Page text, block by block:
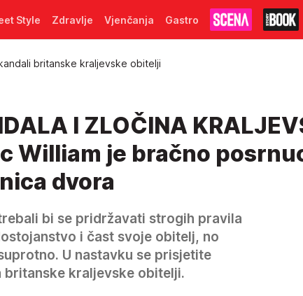
Style Zdravlje Vjenčanja Gastro
britanske kraljevske obitelji
I ZLOČINA
William je bračno
dvora
bi se pridržavati strogih pravila
i čast svoje obitelj, no
U nastavku se prisjetite
britanske kraljevske obitelji.